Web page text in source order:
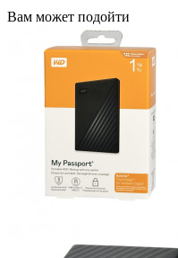
Вам может подойти